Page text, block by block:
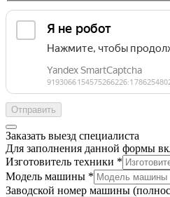
Отправить
Заказать выезд специалиста
Для заполнения данной формы
Город
получение
формы
Изготовитель техники *
Модель машины *
Заводской номер машины